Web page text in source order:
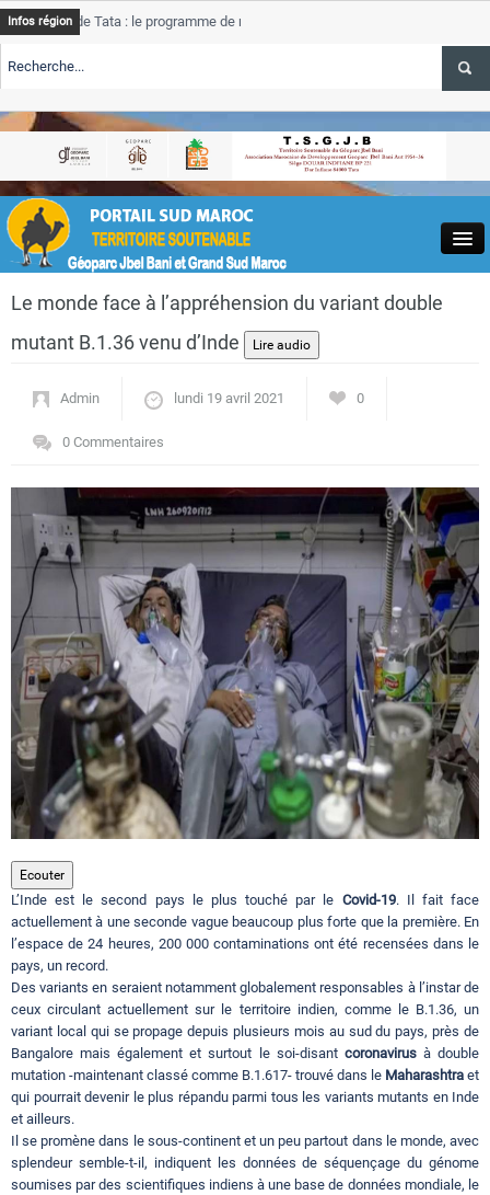
Close
Actualités
Circuits touristiques
Tourisme
Régions
Hotels
Evenements
Contact
Infos région
de Tata : le programme de rehabilitation post-inondations
TSGJB Tourisme : l’ONMT renforce l’aerien a Dakhla et
Tata
service
TSGJB Tourisme au Maroc : Transavia renforce les vols Paris-
Le monde face à l’appréhension du variant double
mutant B.1.36 venu d’Inde
Admin lundi 19 avril 2021 0
0 Commentaires
Ecouter
L’Inde est le second pays le plus touché par le Covid-19. Il fait face
actuellement à une seconde vague beaucoup plus forte que la première. En
l’espace de 24 heures, 200 000 contaminations ont été recensées dans le
pays, un record.
Des variants en seraient notamment globalement responsables à l’instar de
ceux circulant actuellement sur le territoire indien, comme le B.1.36, un
variant local qui se propage depuis plusieurs mois au sud du pays, près de
Bangalore mais également et surtout le soi-disant coronavirusà double
mutation -maintenant classé comme B.1.617- trouvé dans le Maharashtra et
qui pourrait devenir le plus répandu parmi tous les variants mutants en Inde
et ailleurs.
Il se promène dans le sous-continent et un peu partout dans le monde, avec
splendeur semble-t-il, indiquent les données de séquençage du génome
soumises par des scientifiques indiens à une base de données mondiale, le